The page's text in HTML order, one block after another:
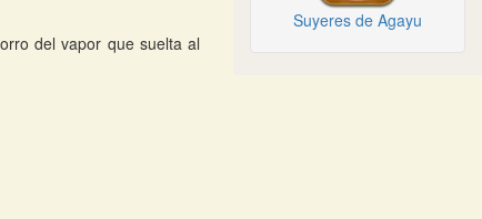
del vapor que suelta al
Suyeres de Agayu